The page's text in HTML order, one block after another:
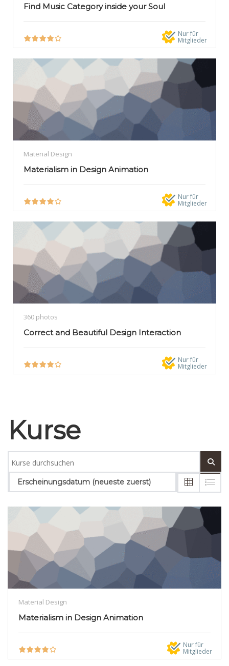
Find Music Category inside your Soul
Nur für
Mitglieder
Material Design
Materialism in Design Animation
Nur für
Mitglieder
360 photos
Correct and Beautiful Design Interaction
Nur für
Mitglieder
Kurse
Erscheinungsdatum (neueste zuerst)
Material Design
Materialism in Design Animation
Nur für
Mitglieder